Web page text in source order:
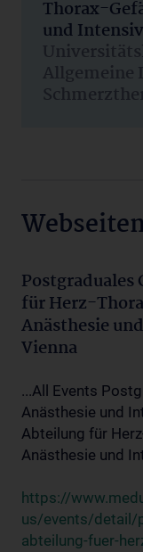
Thorax-
und
Allgemeine
für Herz-
Anästhesie
Vienna
...All Events
Anästhesie und
Abteilung für
Anästhesie und
https://
us/events/detail/
abteilung-fuer-